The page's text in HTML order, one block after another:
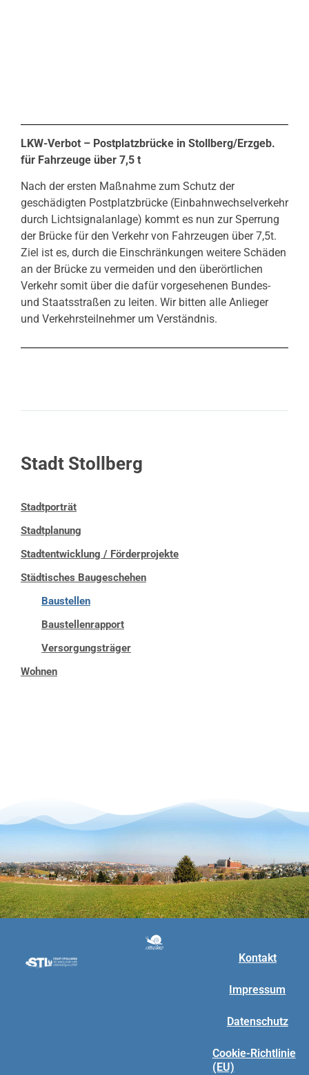
LKW-Verbot – Postplatzbrücke in Stollberg/Erzgeb.
für Fahrzeuge über 7,5 t
Nach der ersten Maßnahme zum Schutz der
geschädigten Postplatzbrücke (Einbahnwechselverkehr
durch Lichtsignalanlage) kommt es nun zur Sperrung
der Brücke für den Verkehr von Fahrzeugen über 7,5t.
Ziel ist es, durch die Einschränkungen weitere Schäden
an der Brücke zu vermeiden und den überörtlichen
Verkehr somit über die dafür vorgesehenen Bundes-
und Staatsstraßen zu leiten. Wir bitten alle Anlieger
und Verkehrsteilnehmer um Verständnis.
Stadt Stollberg
Stadtporträt
Stadtplanung
Stadtentwicklung / Förderprojekte
Städtisches Baugeschehen
Baustellen
Baustellenrapport
Versorgungsträger
Wohnen
Kontakt
Impressum
Datenschutz
Cookie-Richtlinie
(EU)